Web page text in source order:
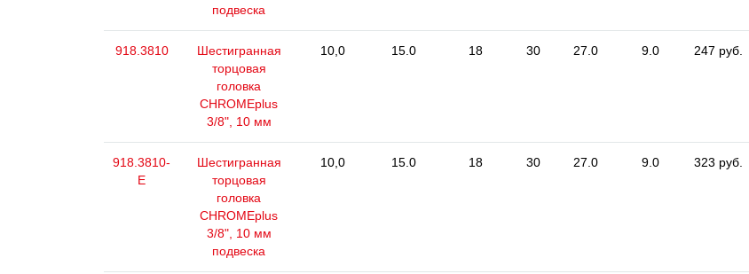
подвеска
918.3810
Шестигранная
торцовая
головка
CHROMEplus
3/8", 10 мм
10,0 15.0 18 30 27.0 9.0 247 руб.
918.3810-
E
Шестигранная
торцовая
головка
CHROMEplus
3/8", 10 мм
подвеска
10,0 15.0 18 30 27.0 9.0 323 руб.